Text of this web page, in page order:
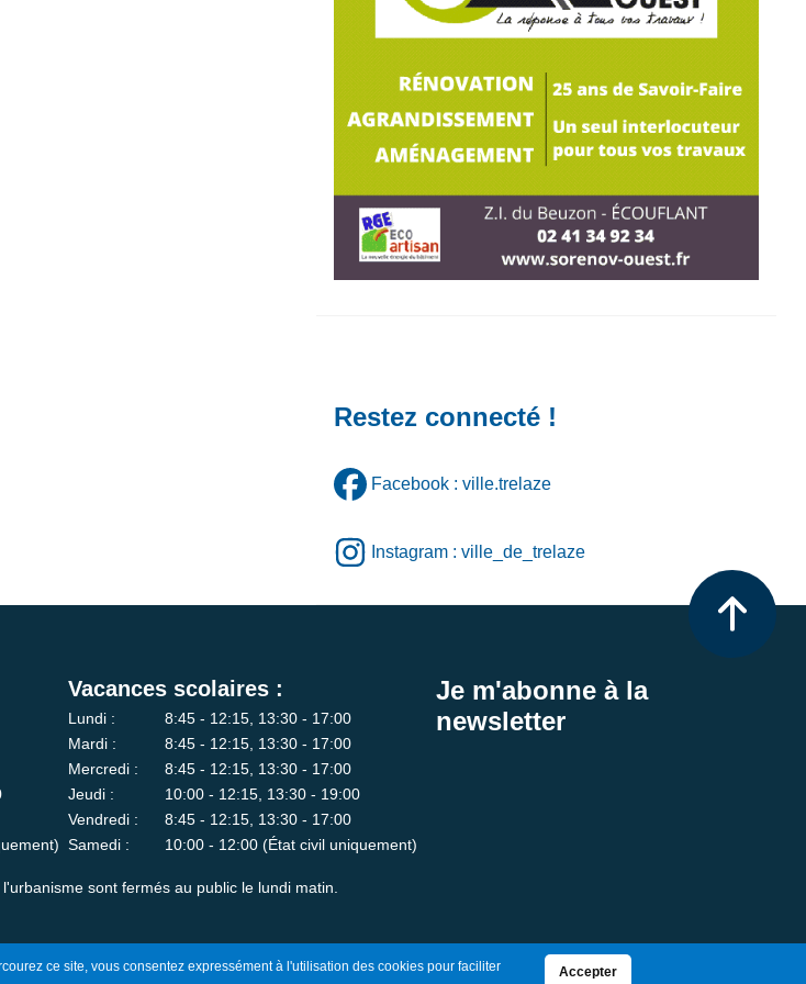
Restez connecté !
Facebook : ville.trelaze
Instagram : ville_de_trelaze
Vacances scolaires :
Lundi :
8:45 - 12:15, 13:30 - 17:00
Mardi :
8:45 - 12:15, 13:30 - 17:00
Mercredi :
8:45 - 12:15, 13:30 - 17:00
Jeudi :
10:00 - 12:15, 13:30 - 19:00
Vendredi :
8:45 - 12:15, 13:30 - 17:00
Samedi :
10:00 - 12:00 (État civil uniquement)
sont fermés au public le lundi matin.
Je m'abonne à la
newsletter
ce site, vous consentez expressément à l'utilisation des cookies pour faciliter Accepter